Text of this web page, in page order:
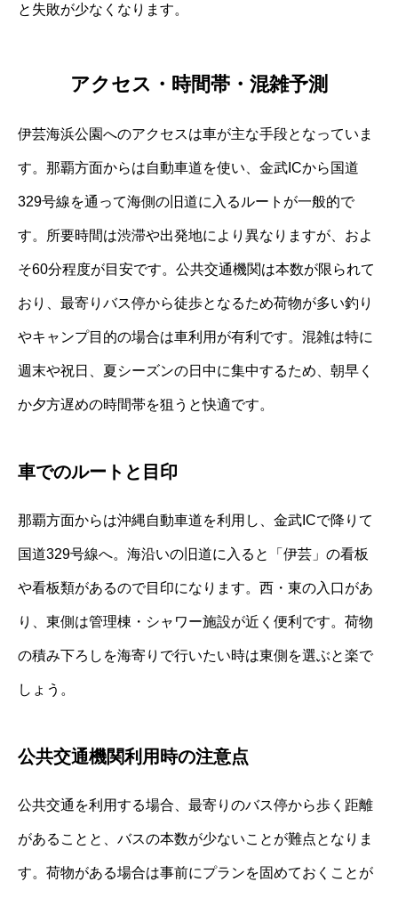
と失敗が少なくなります。
アクセス・時間帯・混雑予測
伊芸海浜公園へのアクセスは車が主な手段となっていま
す。那覇方面からは自動車道を使い、金武ICから国道
329号線を通って海側の旧道に入るルートが一般的で
す。所要時間は渋滞や出発地により異なりますが、およ
そ60分程度が目安です。公共交通機関は本数が限られて
おり、最寄りバス停から徒歩となるため荷物が多い釣り
やキャンプ目的の場合は車利用が有利です。混雑は特に
週末や祝日、夏シーズンの日中に集中するため、朝早く
か夕方遅めの時間帯を狙うと快適です。
車でのルートと目印
那覇方面からは沖縄自動車道を利用し、金武ICで降りて
国道329号線へ。海沿いの旧道に入ると「伊芸」の看板
や看板類があるので目印になります。西・東の入口があ
り、東側は管理棟・シャワー施設が近く便利です。荷物
の積み下ろしを海寄りで行いたい時は東側を選ぶと楽で
しょう。
公共交通機関利用時の注意点
公共交通を利用する場合、最寄りのバス停から歩く距離
があることと、バスの本数が少ないことが難点となりま
す。荷物がある場合は事前にプランを固めておくことが